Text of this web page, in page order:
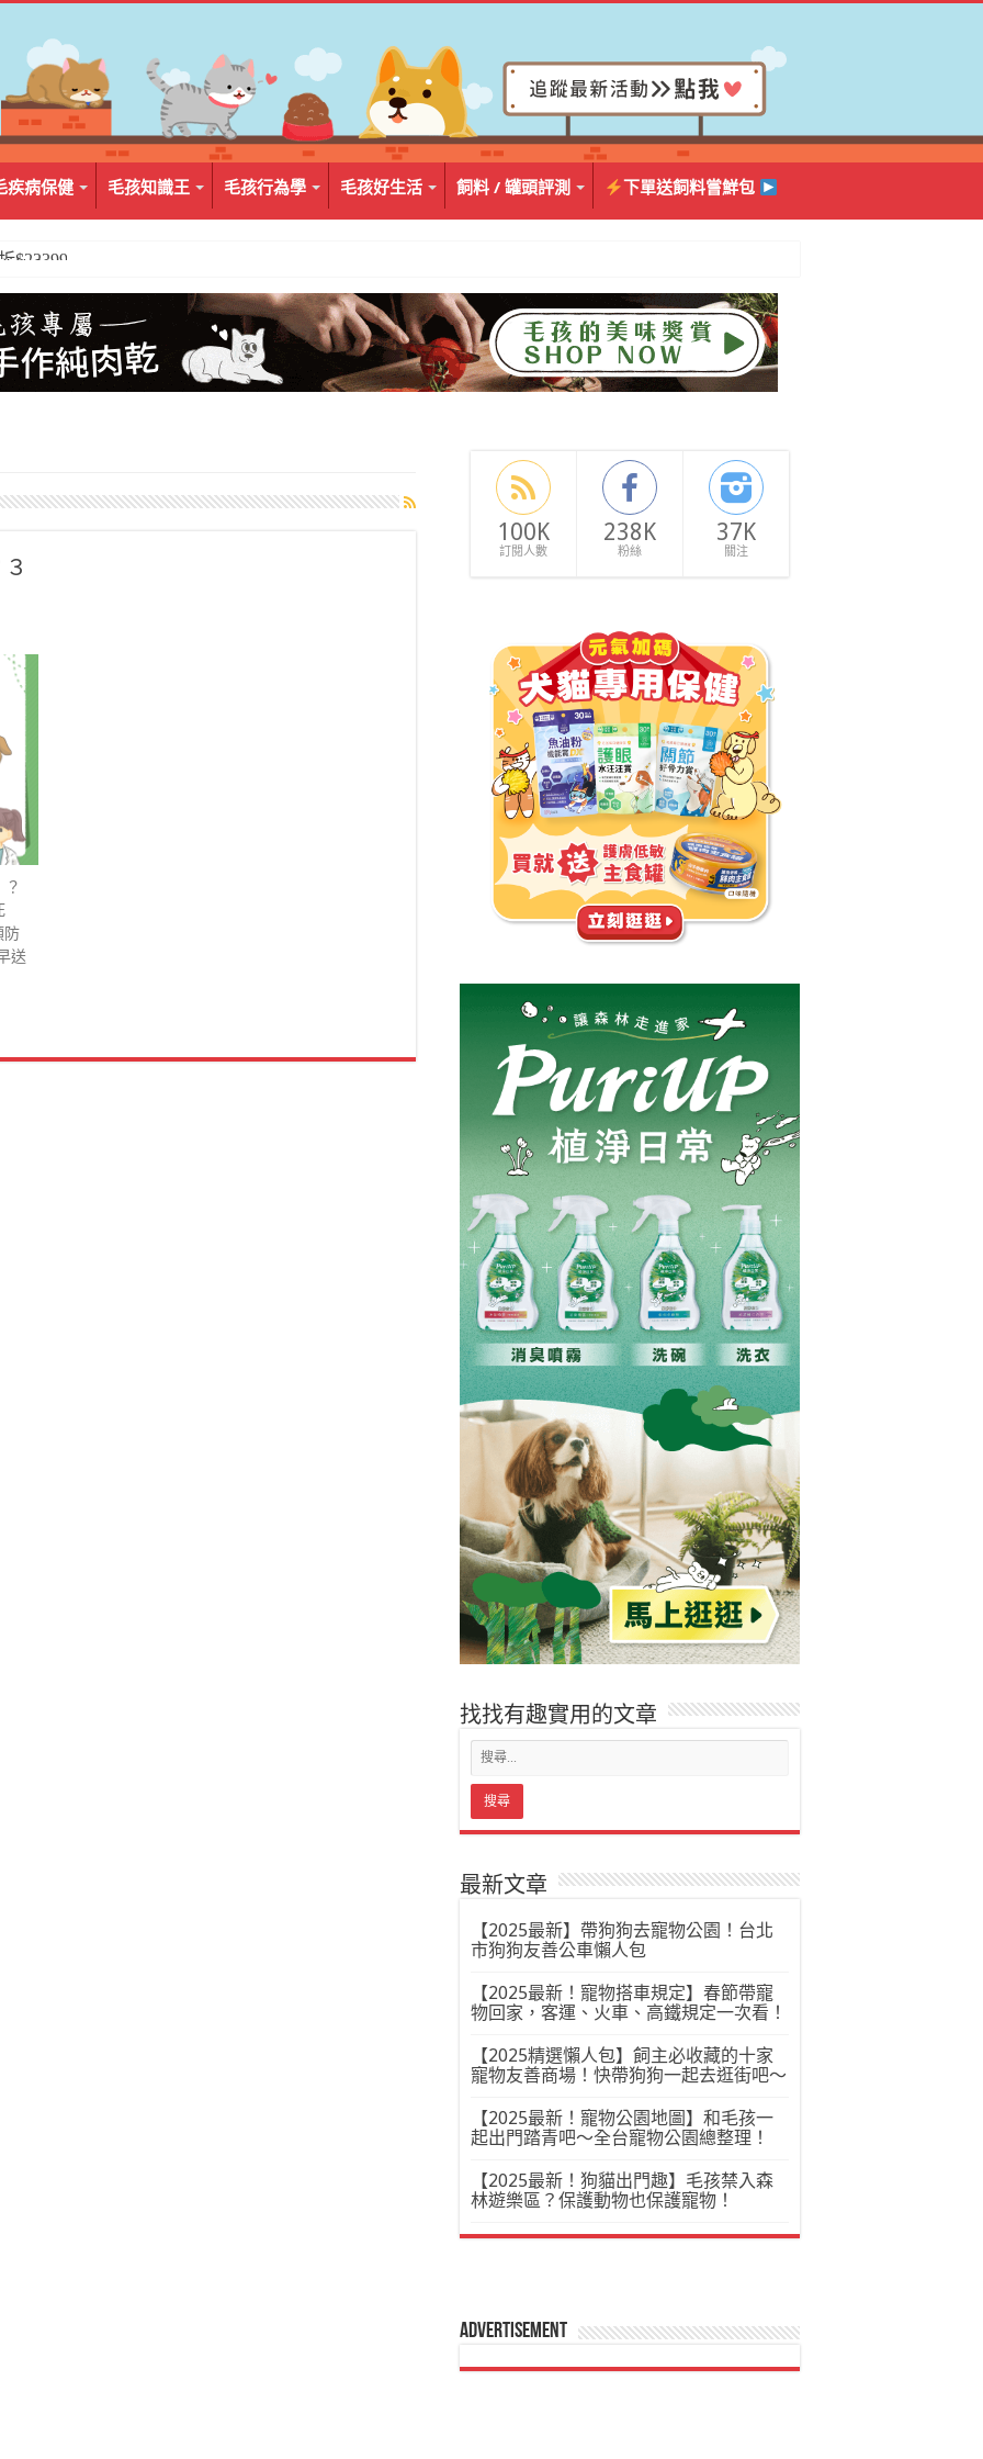
疾病保健 毛孩知識王 毛孩行為學 毛孩好生活 飼料 / 罐頭評測 下單送飼料嘗鮮包
組$399
防
送
100K
訂閱人數
238K
粉絲
37K
關注
找找有趣實用的文章
最新文章
【2025最新】帶狗狗去寵物公園！台北
市狗狗友善公車懶人包
【2025最新！寵物搭車規定】春節帶寵
物回家，客運、火車、高鐵規定一次看！
【2025精選懶人包】飼主必收藏的十家
寵物友善商場！快帶狗狗一起去逛街吧～
【2025最新！寵物公園地圖】和毛孩一
起出門踏青吧～全台寵物公園總整理！
【2025最新！狗貓出門趣】毛孩禁入森
林遊樂區？保護動物也保護寵物！
Advertisement